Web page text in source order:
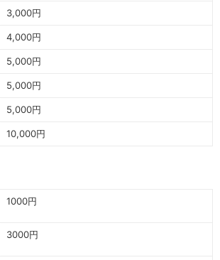
3,000円
4,000円
5,000円
5,000円
5,000円
10,000円
1000円
3000円